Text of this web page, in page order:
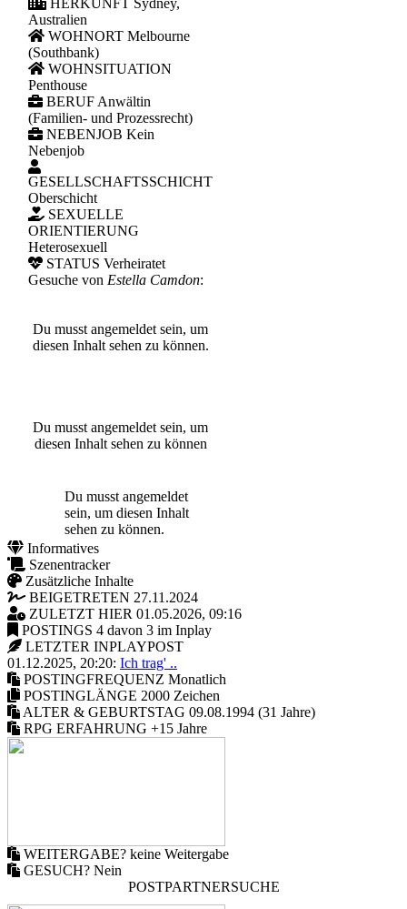
HERKUNFT
Sydney,
Australien
WOHNORT Melbourne
(Southbank)
WOHNSITUATION
Penthouse
BERUF Anwältin
(Familien- und Prozessrecht)
NEBENJOB Kein
Nebenjob
GESELLSCHAFTSSCHICHT
Oberschicht
SEXUELLE
ORIENTIERUNG
Heterosexuell
STATUS Verheiratet
Gesuche von Estella Camdon:
Du musst angemeldet sein, um
diesen Inhalt sehen zu können.
Du musst angemeldet sein, um
diesen Inhalt sehen zu können
Du musst angemeldet
sein, um diesen Inhalt
sehen zu können.
Informatives
Szenentracker
Zusätzliche Inhalte
BEIGETRETEN 27.11.2024
ZULETZT HIER 01.05.2026, 09:16
POSTINGS 4 davon 3 im Inplay
LETZTER INPLAYPOST
01.12.2025, 20:20: Ich trag' ..
POSTINGFREQUENZ Monatlich
POSTINGLÄNGE 2000 Zeichen
ALTER & GEBURTSTAG 09.08.1994 (31 Jahre)
RPG ERFAHRUNG +15 Jahre
WEITERGABE? keine Weitergabe
GESUCH? Nein
POSTPARTNERSUCHE